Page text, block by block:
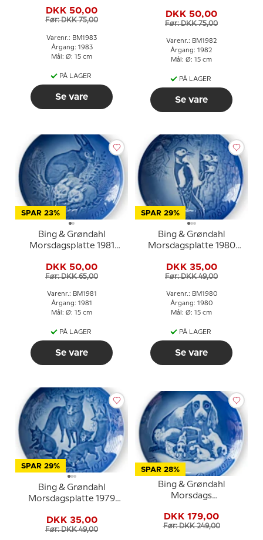
DKK 50,00
Før: DKK 75,00
Varenr.: BM1983
Årgang: 1983
Mål: Ø: 15 cm
PÅ LAGER
Se vare
DKK 50,00
Før: DKK 75,00
Varenr.: BM1982
Årgang: 1982
Mål: Ø: 15 cm
PÅ LAGER
Se vare
SPAR 23%
Bing & Grøndahl
Morsdagsplatte 1981
DKK 50,00
Før: DKK 65,00
Varenr.: BM1981
Årgang: 1981
Mål: Ø: 15 cm
PÅ LAGER
Se vare
SPAR 29%
Bing & Grøndahl
Morsdagsplatte 1980
DKK 35,00
Før: DKK 49,00
Varenr.: BM1980
Årgang: 1980
Mål: Ø: 15 cm
PÅ LAGER
Se vare
SPAR 29%
Bing & Grøndahl
Morsdagsplatte 1979
DKK 35,00
Før: DKK 49,00
SPAR 28%
Bing & Grøndahl
Morsdags
cm
DKK 179,00
Før: DKK 249,00